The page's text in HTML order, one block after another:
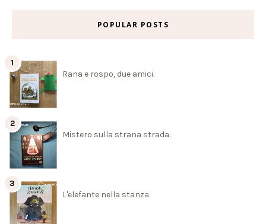
POPULAR POSTS
Rana e rospo, due amici.
Mistero sulla strana strada.
L'elefante nella stanza